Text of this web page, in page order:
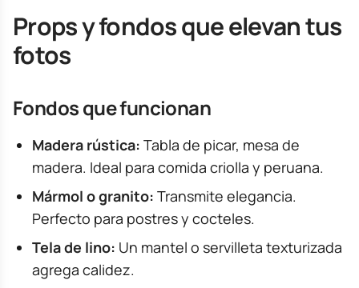
Props y fondos que elevan tus
fotos
Fondos que funcionan
Madera rústica: Tabla de picar, mesa de
madera. Ideal para comida criolla y peruana.
Mármol o granito: Transmite elegancia.
Perfecto para postres y cocteles.
Tela de lino: Un mantel o servilleta texturizada
agrega calidez.